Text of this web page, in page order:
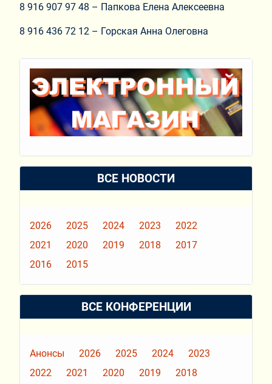
8 916 907 97 48 – Папкова Елена Алексеевна
8 916 436 72 12 – Горская Анна Олеговна
ВСЕ НОВОСТИ
2026 2025 2024 2023
2022
2021
2020 2019 2018
2017
2016
2015
ВСЕ КОНФЕРЕНЦИИ
Анонсы 2026 2025 2024
2023
2022
2021 2020 2019
2018